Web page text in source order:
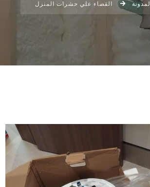
المدونة القضاء علي حشرات المنزل